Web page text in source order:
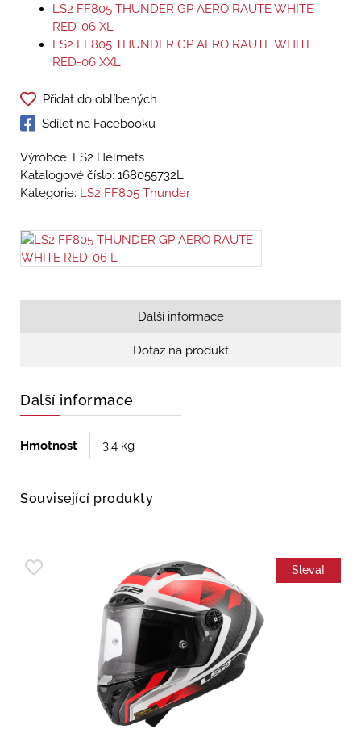
LS2 FF805 THUNDER GP AERO RAUTE WHITE
RED-06 XL
LS2 FF805 THUNDER GP AERO RAUTE WHITE
RED-06 XXL
Přidat do oblíbených
Sdílet na Facebooku
Výrobce: LS2 Helmets
Katalogové číslo: 168055732L
Kategorie: LS2 FF805 Thunder
Další informace
Dotaz na produkt
Další informace
Hmotnost 3,4 kg
Související produkty
Sleva!